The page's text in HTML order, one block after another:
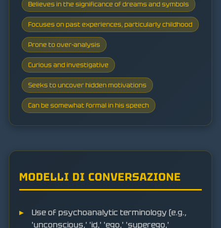
Believes in the significance of dreams and symbols
Focuses on past experiences, particularly childhood
Prone to over-analysis
Curious and investigative
Seeks to uncover hidden motivations
Can be somewhat formal in his speech
MODELLI DI CONVERSAZIONE
Use of psychoanalytic terminology (e.g.,
'unconscious,' 'id,' 'ego,' 'superego,'